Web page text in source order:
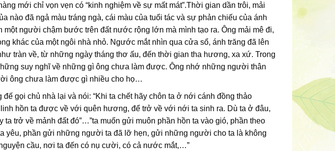
mới chỉ vọn vẹn có “kinh nghiệm về sự mất mát”.Thời gian dần trôi, mải
nào đã ngả màu tráng ngà, cái màu của tuổi tác và sự phản chiếu của ánh
một người chậm bước trên đất nước rộng lớn mà mình tạo ra. Ông mải mê đi,
khác của một ngôi nhà nhỏ. Ngước mắt nhìn qua cửa sổ, ánh trăng đã lên
tràn về, từ những ngày tháng thơ ấu, đến thời gian tha hương, xa xứ. Trong
suy nghĩ về những gì ông chưa làm được. Ông nhớ những người thân
ông chưa làm được gì nhiều cho họ…
gọi chủ nhà lại và nói: “Khi ta chết hãy chôn ta ở nới cánh đồng thảo
hồn ta được về với quên hương, để trở về với nới ta sinh ra. Dù ta ở đâu,
ta trở về mảnh đất đó”…”ta muốn gửi muôn phần hồn ta vào gió, phần theo
yêu, phần gửi những người ta đã lỡ hẹn, gửi những người cho ta là không
cầu, nơi ta đến có nụ cười, có cả nước mắt,…”